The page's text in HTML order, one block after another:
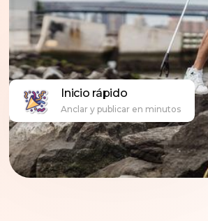
Inicio rápido
Anclar y publicar en minutos